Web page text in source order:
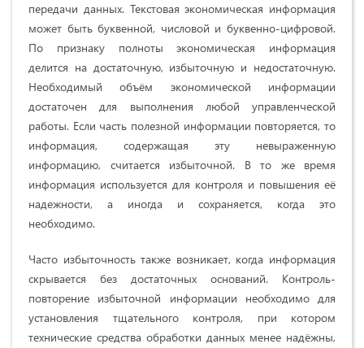
передачи данных. Текстовая экономическая информация
может быть буквенной, числовой и буквенно-цифровой.
По признаку полноты экономическая информация
делится на достаточную, избыточную и недостаточную.
Необходимый объём экономической информации
достаточен для выполнения любой управленческой
работы. Если часть полезной информации повторяется, то
информация, содержащая эту невыраженную
информацию, считается избыточной. В то же время
информация используется для контроля и повышения её
надежности, а иногда и сохраняется, когда это
необходимо.
Часто избыточность также возникает, когда информация
скрывается без достаточных оснований. Контроль-
повторение избыточной информации необходимо для
установления тщательного контроля, при котором
технические средства обработки данных менее надёжны,